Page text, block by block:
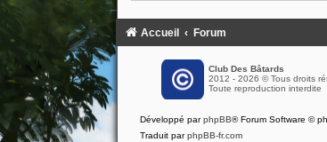
Accueil Forum
Club Des Bâtards
2012 - 2026 © Tous droits
Toute reproduction interdite
Développé parphpBB® Forum Software ©
Traduit parphpBB-fr.com